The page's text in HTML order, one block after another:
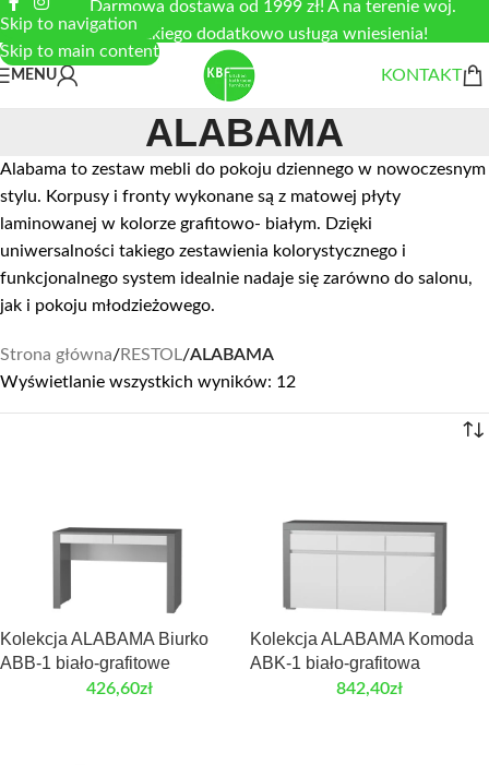
Skip to navigation
Skip to main content
Darmowa dostawa od 1999 zł! A na terenie woj.
łódzkiego dodatkowo usługa wniesienia!
MENU KONTAKT
ALABAMA
Alabama to zestaw mebli do pokoju dziennego w nowoczesnym
stylu. Korpusy i fronty wykonane są z matowej płyty
laminowanej w kolorze grafitowo- białym. Dzięki
uniwersalności takiego zestawienia kolorystycznego i
funkcjonalnego system idealnie nadaje się zarówno do salonu,
jak i pokoju młodzieżowego.
Strona główna/RESTOL/ALABAMA
Wyświetlanie wszystkich wyników: 12
Kolekcja ALABAMA Biurko
ABB-1 biało-grafitowe
426,60zł
Kolekcja ALABAMA Komoda
ABK-1 biało-grafitowa
842,40zł